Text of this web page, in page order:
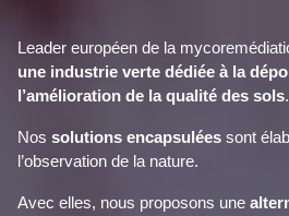
Leader européen de la
une industrie verte dédiée à la
l’amélioration de la qualité des sols.
Nos solutions encapsulées sont
l’observation de la nature.
Avec elles, nous proposons une